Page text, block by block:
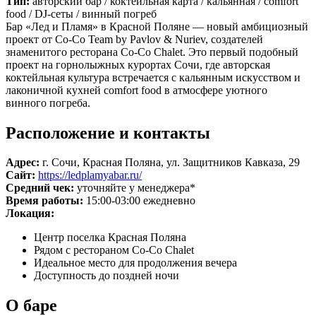
food / DJ-сеты / винный погреб
Бар «Лед и Пламя» в Красной Поляне — новый амбициозный
проект от Co-Co Team by Pavlov & Nuriev, создателей
знаменитого ресторана Co-Co Chalet. Это первый подобный
проект на горнолыжных курортах Сочи, где авторская
коктейльная культура встречается с кальянным искусством и
лаконичной кухней comfort food в атмосфере уютного
винного погреба.
Расположение и контакты
Адрес: г. Сочи, Красная Поляна, ул. Защитников Кавказа, 29
Сайт: https://ledplamyabar.ru/
Средний чек: уточняйте у менеджера*
Время работы: 15:00-03:00 ежедневно
Локация:
Центр поселка Красная Поляна
Рядом с рестораном Co-Co Chalet
Идеальное место для продолжения вечера
Доступность до поздней ночи
О баре